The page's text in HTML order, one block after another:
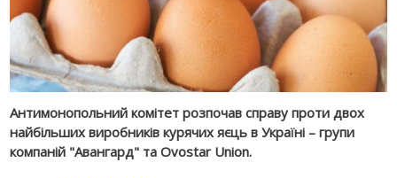
Антимонопольний комітет розпочав справу проти двох
найбільших виробників курячих яєць в Україні – групи
компаній "Авангард" та Ovostar Union.